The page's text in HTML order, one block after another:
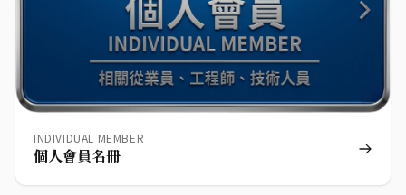
INDIVIDUAL MEMBER
個人會員名冊